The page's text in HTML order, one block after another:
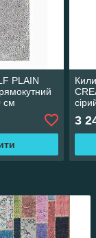
PLAIN
см
3